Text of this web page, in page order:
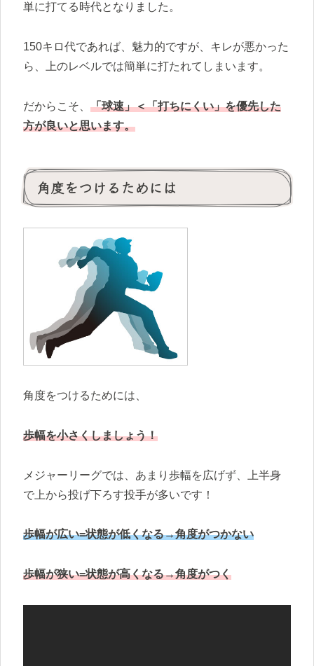
単に打てる時代となりました。
150キロ代であれば、魅力的ですが、キレが悪かった
ら、上のレベルでは簡単に打たれてしまいます。
だからこそ、 「球速」＜「打ちにくい」を優先した
方が良いと思います。
角度をつけるためには
角度をつけるためには、
歩幅を小さくしましょう！
メジャーリーグでは、あまり歩幅を広げず、上半身
で上から投げ下ろす投手が多いです！
歩幅が広い=状態が低くなる→角度がつかない
歩幅が狭い=状態が高くなる→角度がつく